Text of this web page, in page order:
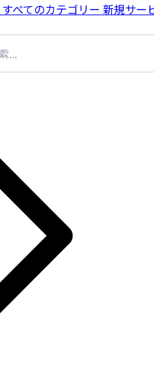
すべてのカテゴリー 新規サー